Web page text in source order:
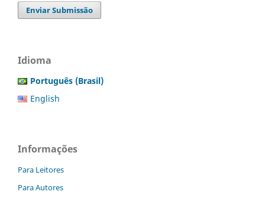
Enviar Submissão
Idioma
Português (Brasil)
English
Informações
Para Leitores
Para Autores